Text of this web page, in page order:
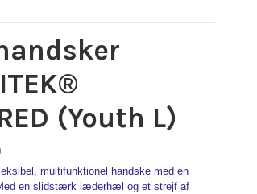
(Youth L)
multifunktionel handske med en
en slidstærk læderhæl og et strejf af